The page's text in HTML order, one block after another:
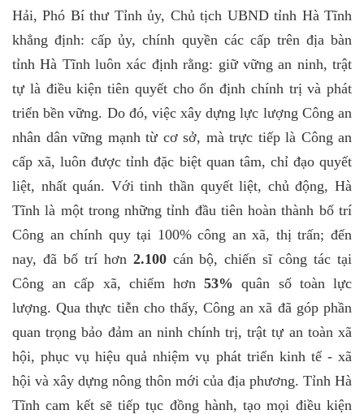
Hải, Phó Bí thư Tỉnh ủy, Chủ tịch UBND tỉnh Hà Tĩnh
khẳng định: cấp ủy, chính quyền các cấp trên địa bàn
tỉnh Hà Tĩnh luôn xác định rằng: giữ vững an ninh, trật
tự là điều kiện tiên quyết cho ổn định chính trị và phát
triển bền vững. Do đó, việc xây dựng lực lượng Công an
nhân dân vững mạnh từ cơ sở, mà trực tiếp là Công an
cấp xã, luôn được tỉnh đặc biệt quan tâm, chỉ đạo quyết
liệt, nhất quán. Với tinh thần quyết liệt, chủ động, Hà
Tĩnh là một trong những tỉnh đầu tiên hoàn thành bố trí
Công an chính quy tại 100% công an xã, thị trấn; đến
nay, đã bố trí hơn 2.100cán bộ, chiến sĩ công tác tại
Công an cấp xã, chiếm hơn53% quân số toàn lực
lượng. Qua thực tiễn cho thấy, Công an xã đã góp phần
quan trọng bảo đảm an ninh chính trị, trật tự an toàn xã
hội, phục vụ hiệu quả nhiệm vụ phát triển kinh tế - xã
hội và xây dựng nông thôn mới của địa phương. Tỉnh Hà
Tĩnh cam kết sẽ tiếp tục đồng hành, tạo mọi điều kiện